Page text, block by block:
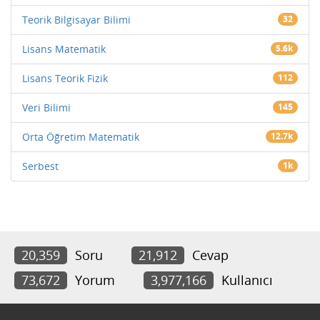
Teorik Bilgisayar Bilimi 32
Lisans Matematik 5.6k
Lisans Teorik Fizik 112
Veri Bilimi 145
Orta Öğretim Matematik 12.7k
Serbest 1k
20,359 Soru 21,912
Cevap
73,672
Yorum 3,977,166 Kullanıcı